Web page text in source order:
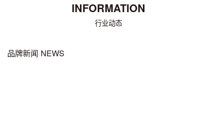
INFORMATION
行业动态
品牌新闻 NEWS